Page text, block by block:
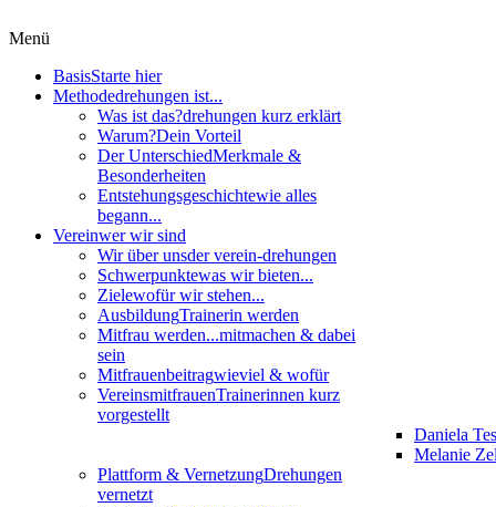
Menü
BasisStarte hier
Methodedrehungen ist...
Was ist das?drehungen kurz erklärt
Warum?Dein Vorteil
Der UnterschiedMerkmale &
Besonderheiten
Entstehungsgeschichtewie alles
begann...
Vereinwer wir sind
Wir über unsder verein-drehungen
Schwerpunktewas wir bieten...
Zielewofür wir stehen...
AusbildungTrainerin werden
Mitfrau werden...mitmachen & dabei
sein
Mitfrauenbeitragwieviel & wofür
VereinsmitfrauenTrainerinnen kurz
vorgestellt
Daniela
Melanie
Plattform & VernetzungDrehungen
vernetzt